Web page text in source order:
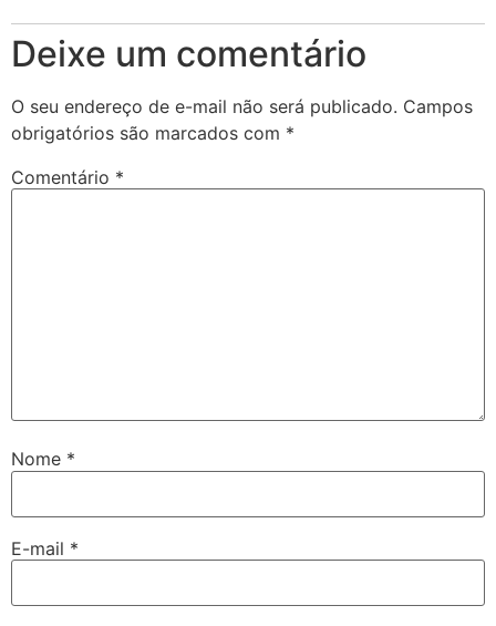
Deixe um comentário
O seu endereço de e-mail não será publicado. Campos
obrigatórios são marcados com *
Comentário *
Nome *
E-mail *